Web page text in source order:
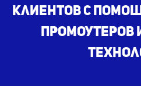
клиентов с
ПРОМОУТЕРОВ